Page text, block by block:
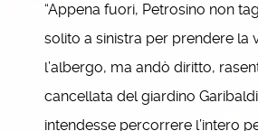
“Appena fuori, Petrosino non
solito a sinistra per prendere la
l’albergo, ma andò diritto,
cancellata del giardino
intendesse percorrere l’intero